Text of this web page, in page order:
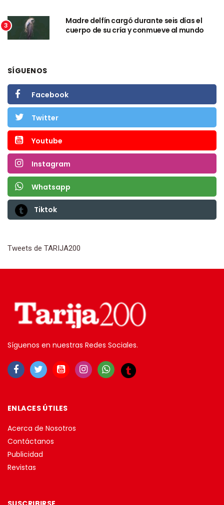
3
Madre delfín cargó durante seis días el
cuerpo de su cría y conmueve al mundo
SÍGUENOS
Facebook
Twitter
Youtube
Instagram
Whatsapp
Tiktok
Tweets de TARIJA200
Síguenos en nuestras Redes Sociales.
ENLACES ÚTILES
Acerca de Nosotros
Contáctanos
Publicidad
Revistas